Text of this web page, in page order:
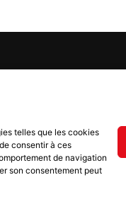
telles que les cookies
consentir à ces
de navigation
son consentement peut
chaque semaine sur
2015, dans les secteurs
2022, et à Colmar,